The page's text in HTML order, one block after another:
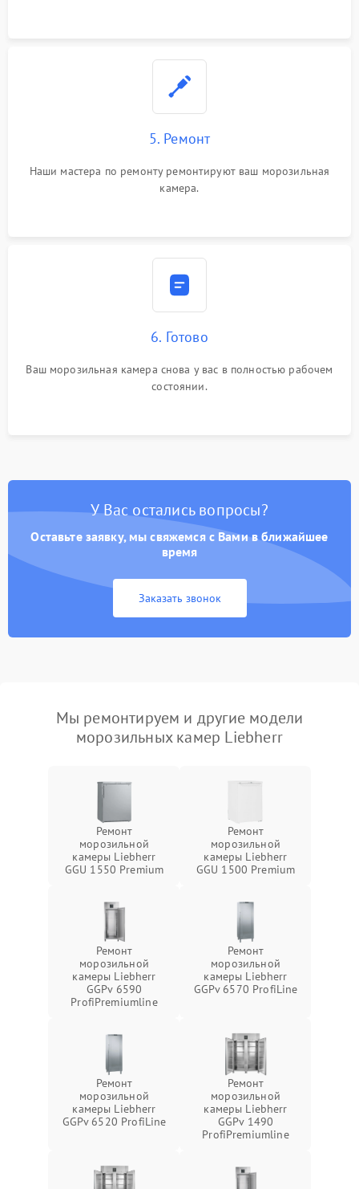
5. Ремонт
Наши мастера по ремонту ремонтируют ваш морозильная
камера.
6. Готово
Ваш морозильная камера снова у вас в полностью рабочем
состоянии.
У Вас остались вопросы?
Оставьте заявку, мы свяжемся с Вами в ближайшее
время
Заказать звонок
Мы ремонтируем и другие модели
морозильных камер Liebherr
Ремонт
морозильной
камеры Liebherr
GGU 1550 Premium
Ремонт
морозильной
камеры Liebherr
GGU 1500 Premium
Ремонт
морозильной
камеры Liebherr
GGPv 6590
ProfiPremiumline
Ремонт
морозильной
камеры Liebherr
GGPv 6570 ProfiLine
Ремонт
морозильной
камеры Liebherr
GGPv 6520 ProfiLine
Ремонт
морозильной
камеры Liebherr
GGPv 1490
ProfiPremiumline